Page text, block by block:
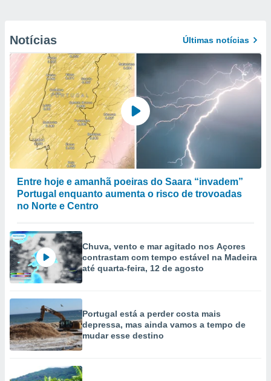
Notícias Últimas notícias
Entre hoje e amanhã poeiras do Saara “invadem”
Portugal enquanto aumenta o risco de trovoadas
no Norte e Centro
Chuva, vento e mar agitado nos Açores
contrastam com tempo estável na Madeira
até quarta-feira, 12 de agosto
Portugal está a perder costa mais
depressa, mas ainda vamos a tempo de
mudar esse destino